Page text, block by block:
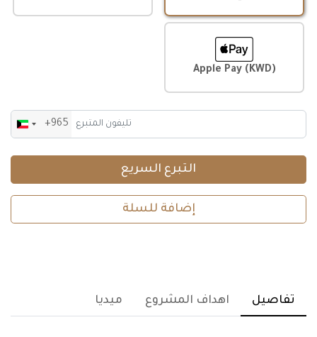
Apple Pay (KWD)
Kuwait+965
التبرع السريع
إضافة للسلة
تفاصيل اهداف المشروع ميديا